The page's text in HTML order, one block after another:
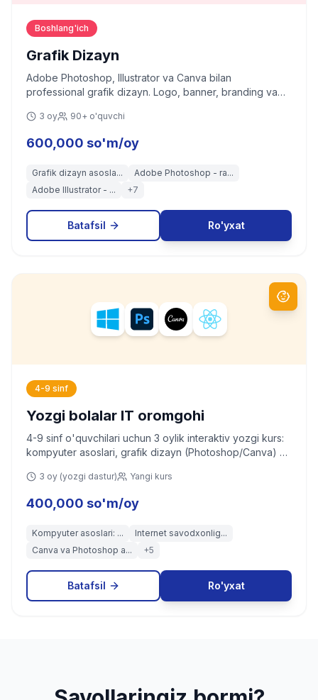
Boshlang'ich
Grafik Dizayn
Adobe Photoshop, Illustrator va Canva bilan
professional grafik dizayn. Logo, banner, branding va
3 oy 90+ o'quvchi
600,000 so'm/oy
Grafik dizayn asosla...
Adobe Photoshop - ra...
Adobe Illustrator - ...
+7
Batafsil Ro'yxat
4-9 sinf
Yozgi bolalar IT oromgohi
4-9 sinf o'quvchilari uchun 3 oylik interaktiv yozgi kurs:
kompyuter asoslari, grafik dizayn (Photoshop/Canva) va
3 oy (yozgi dastur) Yangi kurs
400,000 so'm/oy
Kompyuter asoslari: ...
Internet savodxonlig...
Canva va Photoshop a...
+5
Batafsil Ro'yxat